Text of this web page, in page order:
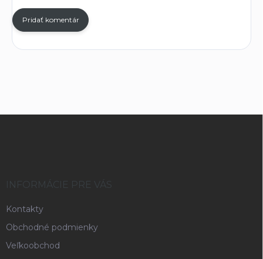
Pridať komentár
INFORMÁCIE PRE VÁS
Kontakty
Obchodné podmienky
Veľkoobchod